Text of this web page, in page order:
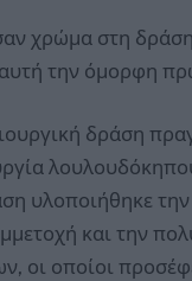
χρώμα στη
την όμορφη
δράση
υλοποιήθηκε
και την
οι οποίοι